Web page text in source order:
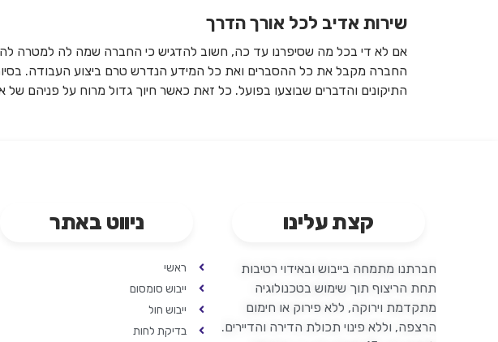
שירות אדיב לכל אורך הדרך
אם לא די בכל מה שסיפרנו עד כה, חשוב להדגיש כי החברה שמה לה למטרה
החברה מקבל את כל ההסברים ואת כל המידע הנדרש טרם ביצוע העבודה.
התיקונים והדברים שבוצעו בפועל. כל זאת כאשר חיוך גדול מרוח על פניהם של
קצת עלינו
חברתנו מתמחה בייבוש ובאידוי רטיבות
תחת הריצוף תוך שימוש בטכנולוגיה
מתקדמת וירוקה, ללא פירוק או חימום
הרצפה, וללא פינוי תכולת הדירה והדיירים.
ניווט באתר
ראשי
ייבוש סומסום
ייבוש חול
בדיקת לחות